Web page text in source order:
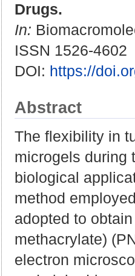
Drugs.
In:
ISSN 1526-4602
DOI: https://
Abstract
The flexibility in
microgels during
biological
method
adopted to
methacrylate)
electron